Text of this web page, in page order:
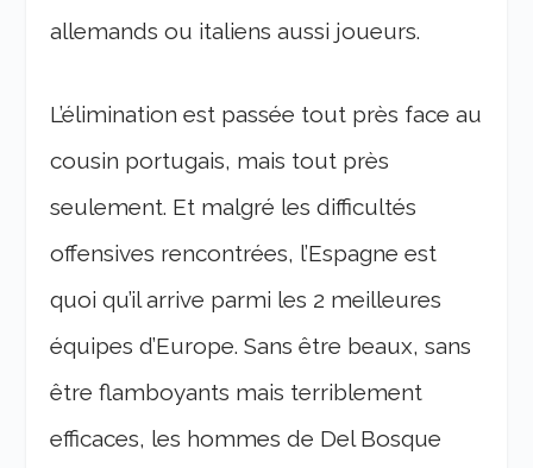
allemands ou italiens aussi joueurs.
L’élimination est passée tout près face au
cousin portugais, mais tout près
seulement. Et malgré les difficultés
offensives rencontrées, l’Espagne est
quoi qu’il arrive parmi les 2 meilleures
équipes d’Europe. Sans être beaux, sans
être flamboyants mais terriblement
efficaces, les hommes de Del Bosque